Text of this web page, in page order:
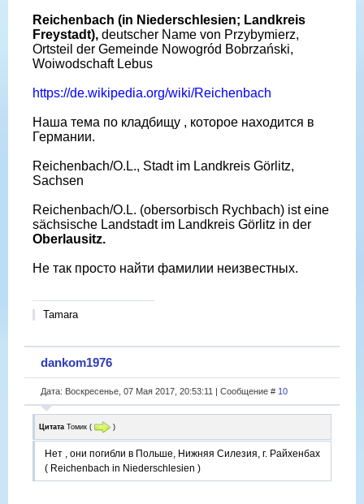
Reichenbach (in Niederschlesien; Landkreis
Freystadt), deutscher Name von Przybymierz,
Ortsteil der Gemeinde Nowogród Bobrzański,
Woiwodschaft Lebus
https://de.wikipedia.org/wiki/Reichenbach
Наша тема по кладбищу , которое находится в
Германии.
Reichenbach/O.L., Stadt im Landkreis Görlitz,
Sachsen
Reichenbach/O.L. (obersorbisch Rychbach) ist eine
sächsische Landstadt im Landkreis Görlitz in der
Oberlausitz.
Не так просто найти фамилии неизвестных.
Tamara
dankom1976
Дата: Воскресенье, 07 Мая 2017, 20:53:11 | Сообщение # 10
Цитата Томик ( )
Нет , они погибли в Польше, Нижняя Силезия, г. Райхенбах
( Reichenbach in Niederschlesien )